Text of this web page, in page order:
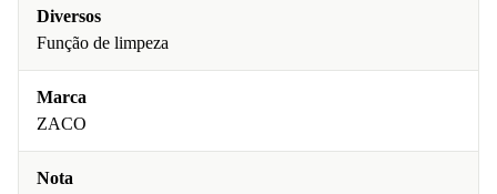
Diversos
Função de limpeza
Marca
ZACO
Nota